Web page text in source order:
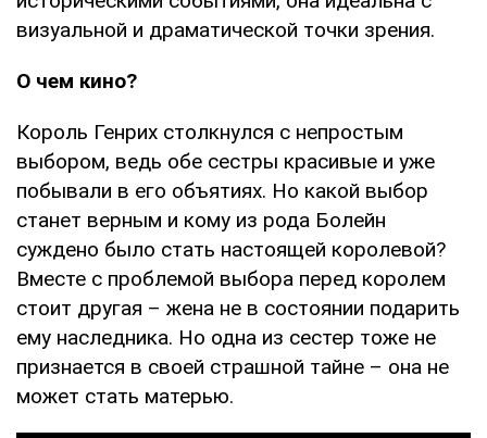
визуальной и драматической точки зрения.
О чем кино?
Король Генрих столкнулся с непростым
выбором, ведь обе сестры красивые и уже
побывали в его объятиях. Но какой выбор
станет верным и кому из рода Болейн
суждено было стать настоящей королевой?
Вместе с проблемой выбора перед королем
стоит другая – жена не в состоянии подарить
ему наследника. Но одна из сестер тоже не
признается в своей страшной тайне – она не
может стать матерью.